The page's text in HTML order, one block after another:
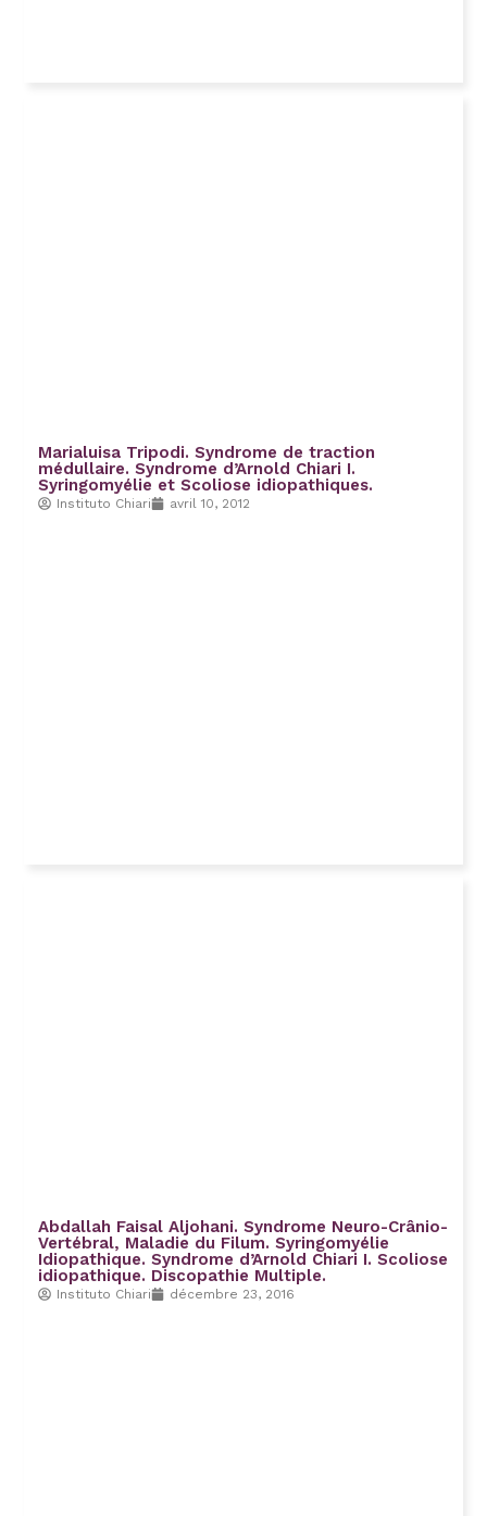
Marialuisa Tripodi. Syndrome de traction
médullaire. Syndrome d’Arnold Chiari I.
Syringomyélie et Scoliose idiopathiques.
Instituto Chiari avril 10, 2012
Abdallah Faisal Aljohani. Syndrome Neuro-Crânio-
Vertébral, Maladie du Filum. Syringomyélie
Idiopathique. Syndrome d’Arnold Chiari I. Scoliose
idiopathique. Discopathie Multiple.
Instituto Chiari décembre 23, 2016